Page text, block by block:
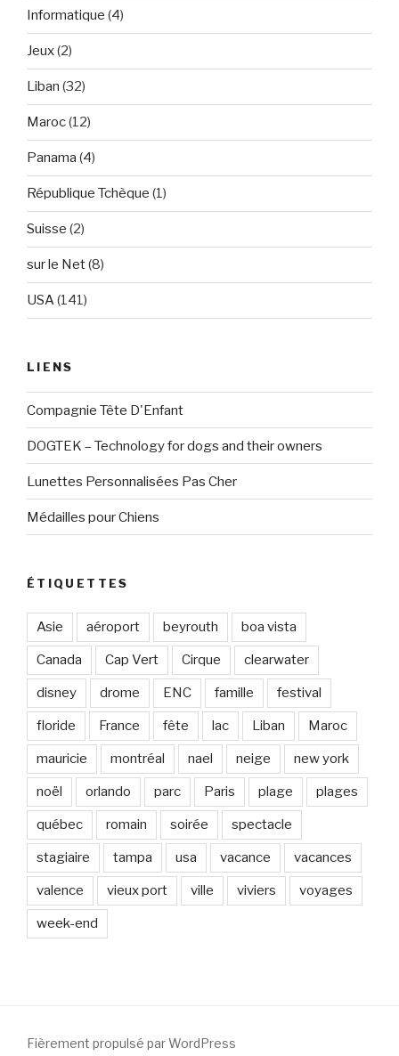
Informatique (4)
Jeux(2)
Liban (32)
Maroc(12)
Panama (4)
République Tchèque (1)
Suisse (2)
sur le Net(8)
USA(141)
LIENS
Compagnie Tête D'Enfant
DOGTEK – Technology for dogs and their owners
Lunettes Personnalisées Pas Cher
Médailles pour Chiens
ÉTIQUETTES
Asie aéroport beyrouth boa vista
Canada Cap Vert Cirque clearwater
disney drome ENC famille festival
floride France fête lac Liban Maroc
mauricie montréal nael neige new york
noël orlando parc Paris plage plages
québec romain soirée spectacle
stagiaire tampa usa vacance vacances
valence vieux port ville viviers voyages
week-end
Fièrement propulsé par WordPress